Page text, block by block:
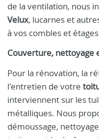
de la ventilation, nous
Velux, lucarnes et
à vos combles et
Couverture, nettoyage
Pour la rénovation, la
l'entretien de votre
interviennent sur les
métalliques. Nous
démoussage,